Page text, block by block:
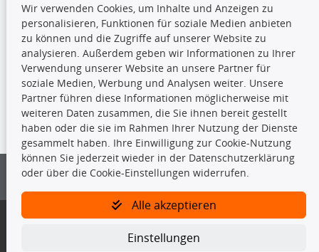
TecDoc Inside
Die hier angezeigten Daten insbesondere die gesamte Datenbank dürfen
nicht kopiert werden.
Es ist zu unterlassen, die Daten oder die gesamte Datenbank ohne
vorherige Zustimmung von TecDoc zu vervielfältigen, zu verbreiten
und/oder diese Handlungen durch Dritte ausführen zu lassen. Ein
Bitte prüfen Sie, ob das über unseren Onlineshop identifizierte Ersatzteil
Gegebenenfalls sind ergänzende Informationen notwendig, um
Wir verwenden Cookies, um Inhalte und Anzeigen zu
personalisieren, Funktionen für soziale Medien anbieten
zu können und die Zugriffe auf unserer Website zu
analysieren. Außerdem geben wir Informationen zu Ihrer
Verwendung unserer Website an unsere Partner für
soziale Medien, Werbung und Analysen weiter. Unsere
Partner führen diese Informationen möglicherweise mit
weiteren Daten zusammen, die Sie ihnen bereit gestellt
haben oder die sie im Rahmen Ihrer Nutzung der Dienste
gesammelt haben. Ihre Einwilligung zur Cookie-Nutzung
können Sie jederzeit wieder in der Datenschutzerklärung
oder über die Cookie-Einstellungen widerrufen.
Alle akzeptieren
Einstellungen